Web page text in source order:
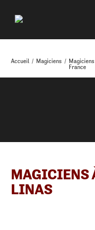
Accueil / Magiciens /
France
MAGICIENS
LINAS